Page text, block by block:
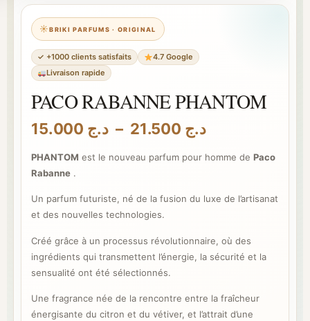
BRIKI PARFUMS · ORIGINAL
✓ +1000 clients satisfaits
4.7 Google
Livraison rapide
PACO RABANNE PHANTOM
د.ج – د.جPlage
prix :
à
PHANTOM est le nouveau parfum pour homme de Paco
Rabanne .
Un parfum futuriste, né de la fusion du luxe de l’artisanat
et des nouvelles technologies.
Créé grâce à un processus révolutionnaire, où des
ingrédients qui transmettent l’énergie, la sécurité et la
sensualité ont été sélectionnés.
Une fragrance née de la rencontre entre la fraîcheur
énergisante du citron et du vétiver, et l’attrait d’une